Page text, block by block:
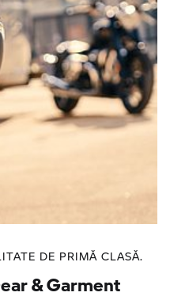
DE PRIMĂ CLASĂ.
& Garment